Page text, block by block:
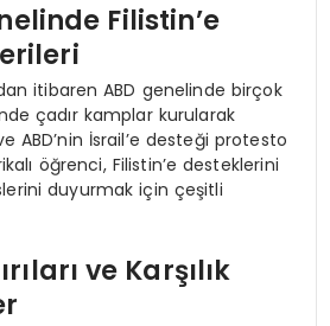
Filistin’e
itibaren ABD genelinde birçok
çadır kamplar kurularak
ABD’nin İsrail’e desteği protesto
öğrenci, Filistin’e desteklerini
duyurmak için çeşitli
ve Karşılık